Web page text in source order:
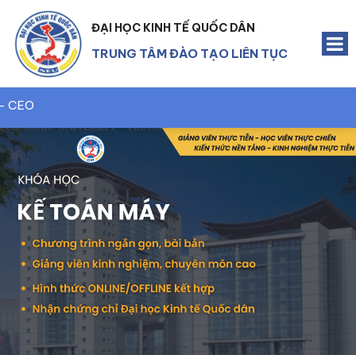
ĐẠI HỌC KINH TẾ QUỐC DÂN
TRUNG TÂM ĐÀO TẠO LIÊN TỤC